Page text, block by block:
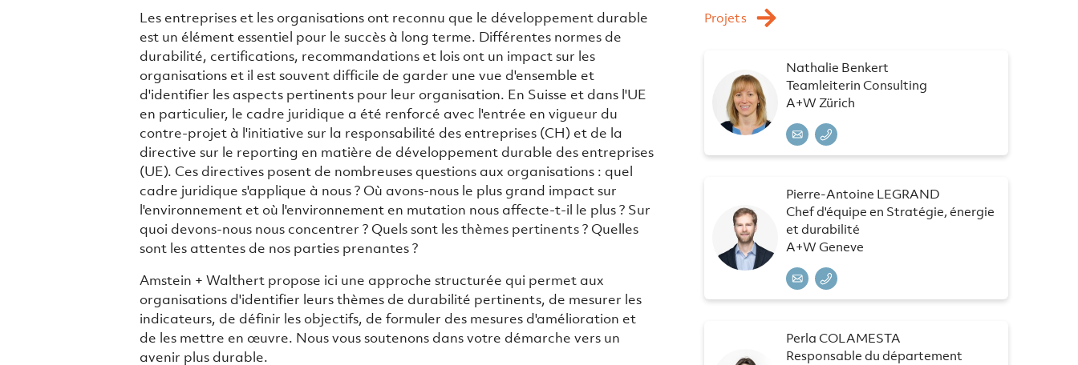
Les entreprises et les organisations ont reconnu que le développement durable
est un élément essentiel pour le succès à long terme. Différentes normes de
durabilité, certifications, recommandations et lois ont un impact sur les
organisations et il est souvent difficile de garder une vue d'ensemble et
d'identifier les aspects pertinents pour leur organisation. En Suisse et dans l'UE
en particulier, le cadre juridique a été renforcé avec l'entrée en vigueur du
contre-projet à l'initiative sur la responsabilité des entreprises (CH) et de la
directive sur le reporting en matière de développement durable des entreprises
(UE). Ces directives posent de nombreuses questions aux organisations : quel
cadre juridique s'applique à nous ? Où avons-nous le plus grand impact sur
l'environnement et où l'environnement en mutation nous affecte-t-il le plus ? Sur
quoi devons-nous nous concentrer ? Quels sont les thèmes pertinents ? Quelles
sont les attentes de nos parties prenantes ?
Amstein + Walthert propose ici une approche structurée qui permet aux
organisations d'identifier leurs thèmes de durabilité pertinents, de mesurer les
indicateurs, de définir les objectifs, de formuler des mesures d'amélioration et
de les mettre en œuvre. Nous vous soutenons dans votre démarche vers un
avenir plus durable.
Projets
Nathalie Benkert
Teamleiterin Consulting
A+W Zürich
Pierre-Antoine LEGRAND
Chef d'équipe en Stratégie, énergie
et durabilité
A+W Geneve
Perla COLAMESTA
Responsable du département